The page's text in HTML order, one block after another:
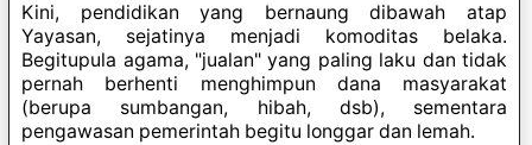
Kini, pendidikan yang bernaung dibawah atap
Yayasan, sejatinya menjadi komoditas belaka.
Begitupula agama, "jualan" yang paling laku dan tidak
pernah berhenti menghimpun dana masyarakat
(berupa sumbangan, hibah, dsb), sementara
pengawasan pemerintah begitu longgar dan lemah.